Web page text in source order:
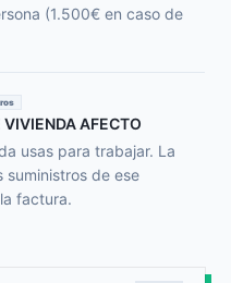
(1.500€ en caso de
VIVIENDA AFECTO
usas para trabajar. La
suministros de ese
factura.